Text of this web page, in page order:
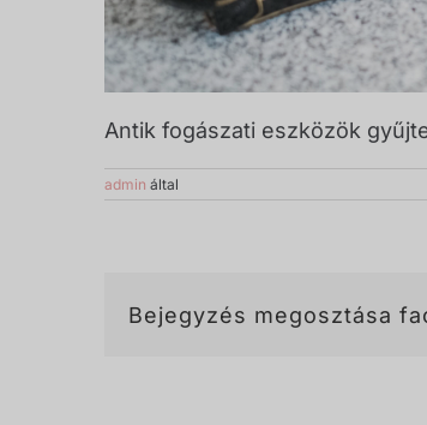
Antik fogászati eszközök
admin által
Bejegyzés megosztása